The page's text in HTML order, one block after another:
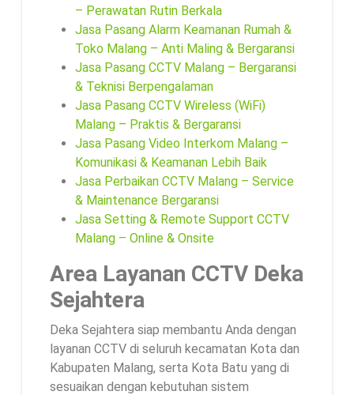
– Perawatan Rutin Berkala
Jasa Pasang Alarm Keamanan Rumah &
Toko Malang – Anti Maling & Bergaransi
Jasa Pasang CCTV Malang – Bergaransi
& Teknisi Berpengalaman
Jasa Pasang CCTV Wireless (WiFi)
Malang – Praktis & Bergaransi
Jasa Pasang Video Interkom Malang –
Komunikasi & Keamanan Lebih Baik
Jasa Perbaikan CCTV Malang – Service
& Maintenance Bergaransi
Jasa Setting & Remote Support CCTV
Malang – Online & Onsite
Area Layanan CCTV Deka
Sejahtera
Deka Sejahtera siap membantu Anda dengan
layanan CCTV di seluruh kecamatan Kota dan
Kabupaten Malang, serta Kota Batu yang di
sesuaikan dengan kebutuhan sistem